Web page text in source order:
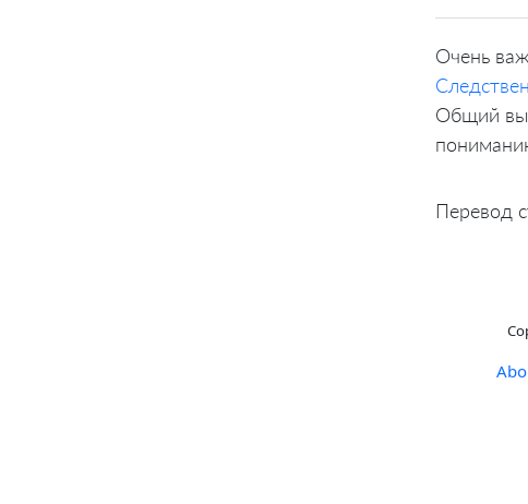
Очень
Общий
Перевод